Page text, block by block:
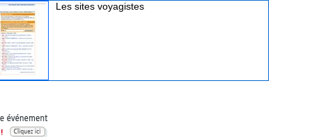
Les sites voyagistes